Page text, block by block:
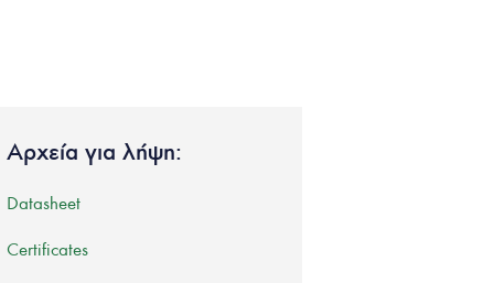
Αρχεία για λήψη:
Datasheet
Certificates